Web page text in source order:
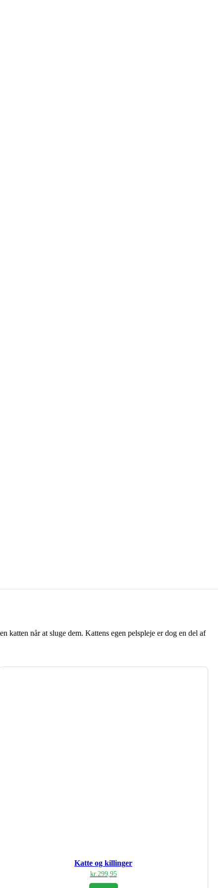
katten når at sluge dem. Kattens egen pelspleje er dog en del af
Katte og killinger
kr. 299,95